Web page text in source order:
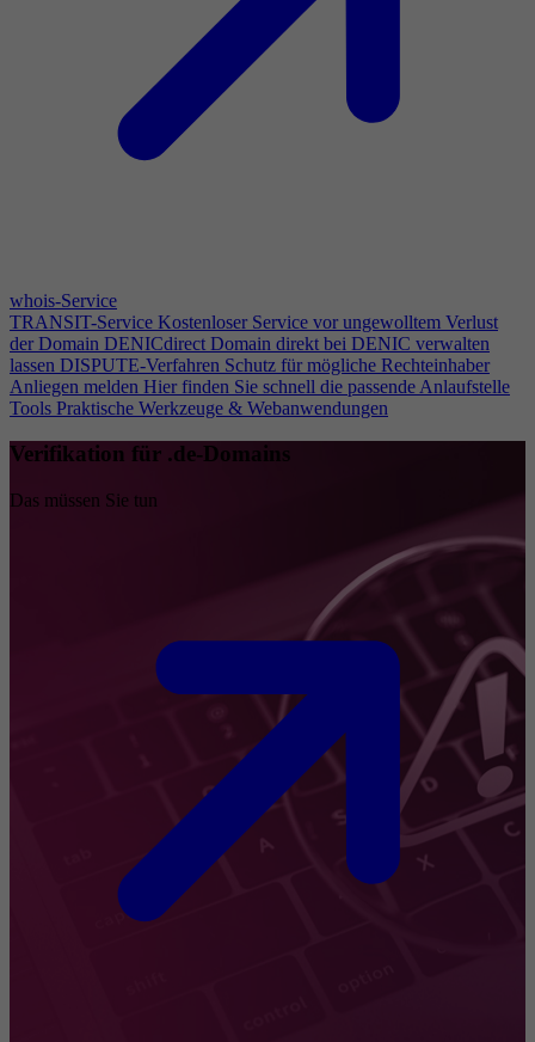
whois-Service
TRANSIT-Service Kostenloser Service vor ungewolltem Verlust
der Domain DENICdirect Domain direkt bei DENIC verwalten
lassen DISPUTE-Verfahren Schutz für mögliche Rechteinhaber
Anliegen melden Hier finden Sie schnell die passende Anlaufstelle
Tools Praktische Werkzeuge & Webanwendungen
Verifikation für .de-Domains
Das müssen Sie tun